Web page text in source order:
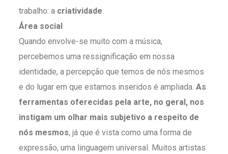
trabalho: a criatividade.
Área social
Quando envolve-se muito com a música,
percebemos uma ressignificação em nossa
identidade, a percepção que temos de nós mesmos
e do lugar em que estamos inseridos é ampliada.As
ferramentas oferecidas pela arte, no geral, nos
instigam um olhar mais subjetivo a respeito de
nós mesmos, já que é vista como uma forma de
expressão, uma linguagem universal. Muitos artistas